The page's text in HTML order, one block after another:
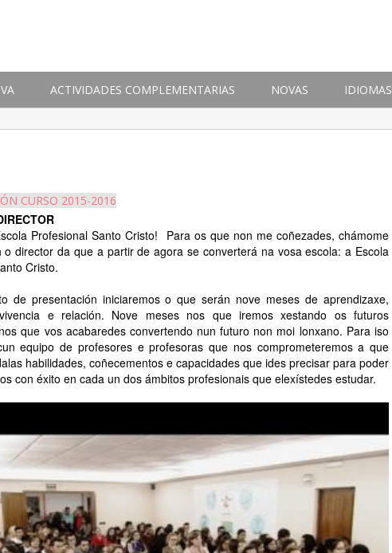
ACTIVIDADES COMPLEMENTARIAS NOVAS IDIOMAS
CURSO 2015-2016
Profesional Santo Cristo! Para os que non me coñezades, chámome
o director da que a partir de agora se converterá na vosa escola: a Escola
Cristo.
de presentación iniciaremos o que serán nove meses de aprendizaxe,
e relación. Nove meses nos que iremos xestando os futuros
que vos acabaredes convertendo nun futuro non moi lonxano. Para iso
equipo de profesores e profesoras que nos comprometeremos a que
habilidades, coñecementos e capacidades que ides precisar para poder
con éxito en cada un dos ámbitos profesionais que elexístedes estudar.